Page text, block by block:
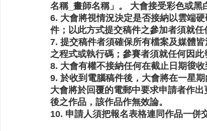
名稱_畫師名稱」。 大會接受彩色或黑
6. 大會將視情況決定是否接納以雲端
件；以此方式提交稿件之參加者須就
7. 提交稿件者須確保所有檔案及媒體
之程式或執行碼；參賽者須就任何因此
8. 大會有權不接納任何在截止日期𢓭收
9. 於收到電腦稿件後，大會將在一星
大會將於回覆的電郵中要求申請者作
後之作品，該作品作無效論。
10. 申請人須把報名表格連同作品一併